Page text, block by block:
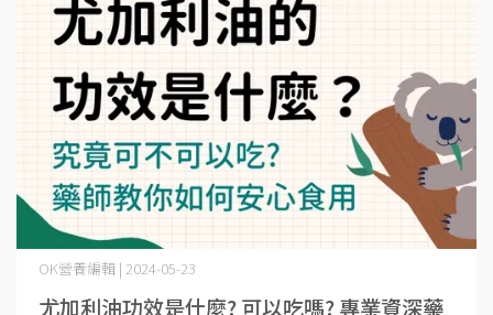
尤加利油功效是什麼? 可以吃嗎? 專業資深藥
OK營養編輯 | 2024-05-23